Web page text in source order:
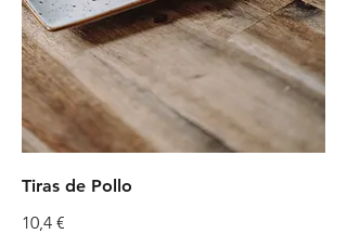
Tiras de Pollo
10,4 €